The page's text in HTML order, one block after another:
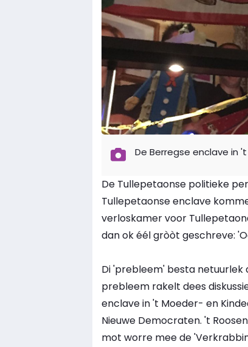
De Berregse enclave in
De Tullepetaonse politieke
Tullepetaonse enclave
verloskamer voor
dan ok éél gròòt geschreve:
Di 'prebleem' besta
prebleem rakelt dees
enclave in 't Moeder- en
Nieuwe Democraten. 't
mot worre mee de